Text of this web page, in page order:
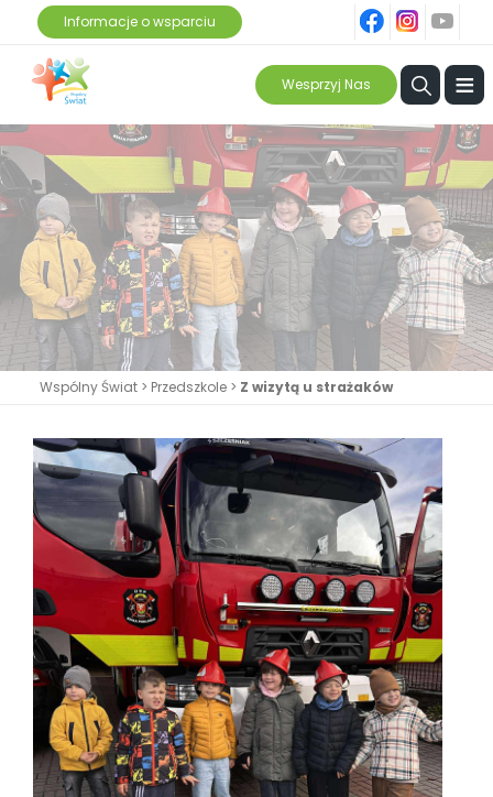
Informacje o wsparciu
ins
Wesprzyj Nas ≡
Wspólny Świat > Przedszkole > Z wizytą u strażaków